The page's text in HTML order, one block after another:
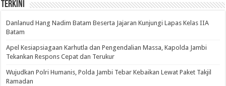
Terkini
Danlanud Hang Nadim Batam Beserta Jajaran Kunjungi Lapas Kelas IIA
Batam
Apel Kesiapsiagaan Karhutla dan Pengendalian Massa, Kapolda Jambi
Tekankan Respons Cepat dan Terukur
Wujudkan Polri Humanis, Polda Jambi Tebar Kebaikan Lewat Paket Takjil
Ramadan